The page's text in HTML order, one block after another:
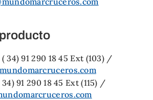
34) 91 290 18 45 Ext (103) /
91 290 18 45 Ext (115) /